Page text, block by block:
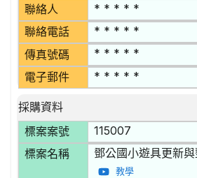
聯絡人 * * * * *
聯絡電話 * * * * *
傳真號碼 * * * * *
電子郵件 * * * * *
採購資料
標案案號
115007
標案名稱 鄧公國小遊具更新
教學